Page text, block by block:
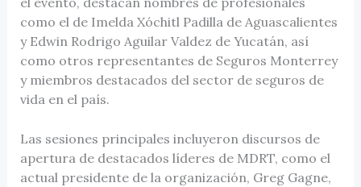
como el de Imelda Xóchitl Padilla de Aguascalientes
y Edwin Rodrigo Aguilar Valdez de Yucatán, así
como otros representantes de Seguros Monterrey
y miembros destacados del sector de seguros de
vida en el país.
Las sesiones principales incluyeron discursos de
apertura de destacados líderes de MDRT, como el
actual presidente de la organización, Greg Gagne,